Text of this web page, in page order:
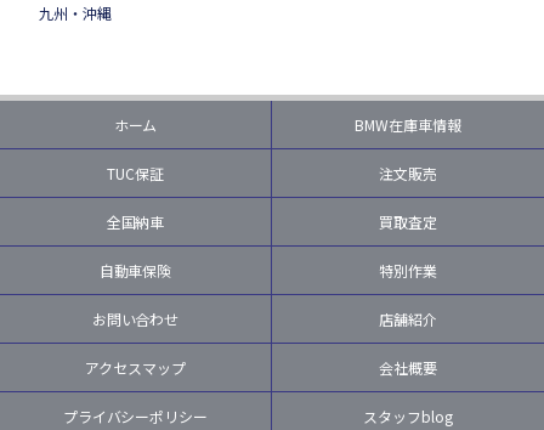
九州・沖縄
ホーム BMW在庫車情報
TUC保証 注文販売
全国納車 買取査定
自動車保険 特別作業
お問い合わせ 店舗紹介
アクセスマップ 会社概要
プライバシーポリシー スタッフblog